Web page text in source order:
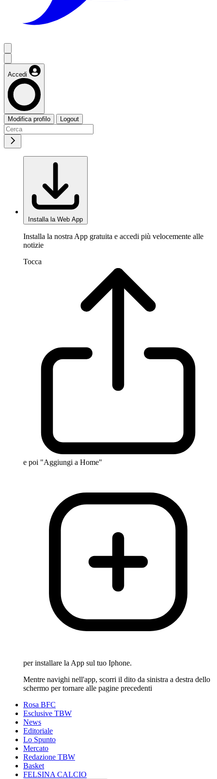
Accedi
Modifica profilo Logout
Installa la Web App
Installa la nostra App gratuita e accedi più velocemente alle
notizie
Tocca
e poi "Aggiungi a Home"
per installare la App sul tuo Iphone.
Mentre navighi nell'app, scorri il dito da sinistra a destra dello
schermo per tornare alle pagine precedenti
Rosa BFC
Esclusive TBW
News
Editoriale
Lo Spunto
Mercato
Redazione TBW
Basket
FELSINA CALCIO